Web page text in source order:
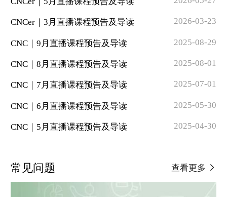
CNCer｜3月直播课程预告及导读 2026-03-23
CNC｜9月直播课程预告及导读 2025-08-29
CNC｜8月直播课程预告及导读 2025-08-01
CNC｜7月直播课程预告及导读 2025-07-01
CNC｜6月直播课程预告及导读 2025-05-30
CNC｜5月直播课程预告及导读 2025-04-30
常见问题 查看更多